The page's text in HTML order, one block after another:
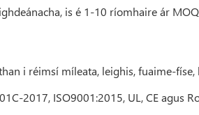
is é 1-10 ríomhaire ár
i réimsí míleata, leighis, fuaime-
2017, ISO9001:2015, UL, CE agus